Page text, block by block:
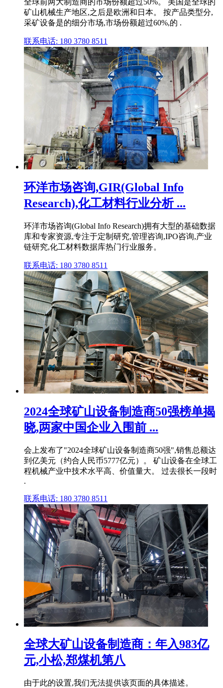
矿山机械生产地区,之后是欧洲和日本。 按产品类型分,
采矿设备是的细分市场,市场份额超过60%,的 .
联系电话: 180 3780 8511
环洋市场咨询,GIR(Global Info
Research),化工材料行业分析 ...
环洋市场咨询(Global Info Research)拥有大型的基础数据
库和专家资源,专注于定制研究,管理咨询,IPO咨询,产业
链研究,化工材料数据库热门行业服务。
联系电话: 180 3780 8511
2024全球矿山设备制造商50强榜单揭
晓,两家中国企业入围前 ...
会上发布了"2024全球矿山设备制造商50强",销售总额达
到亿美元（约合人民币5777亿元）。 矿山设备在全球工
程机械产业中技术水平高、价值量大。 过去很长一段时
.
联系电话: 180 3780 8511
全球大矿山设备制造商：年入983亿
元,小松,郑煤机第八
由于此的设置,我们无法提供该页面的具体描述。